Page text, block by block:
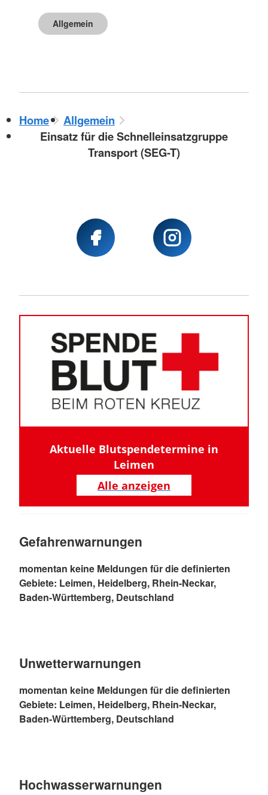
Allgemein
Home
Allgemein
Einsatz für die Schnelleinsatzgruppe
Transport (SEG-T)
Aktuelle Blutspendetermine in
Leimen
Alle anzeigen
Gefahrenwarnungen
momentan keine Meldungen für die definierten
Gebiete: Leimen, Heidelberg, Rhein-Neckar,
Baden-Württemberg, Deutschland
Unwetterwarnungen
momentan keine Meldungen für die definierten
Gebiete: Leimen, Heidelberg, Rhein-Neckar,
Baden-Württemberg, Deutschland
Hochwasserwarnungen